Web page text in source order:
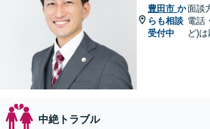
豊田市 か
らも相談
受付中
面談
電話
ど)
中絶トラブル